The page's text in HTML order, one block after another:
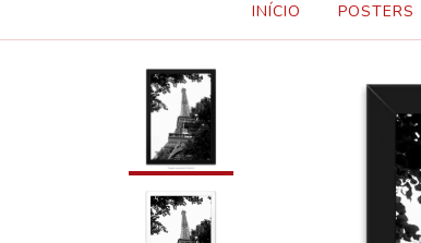
INÍCIO POSTERS